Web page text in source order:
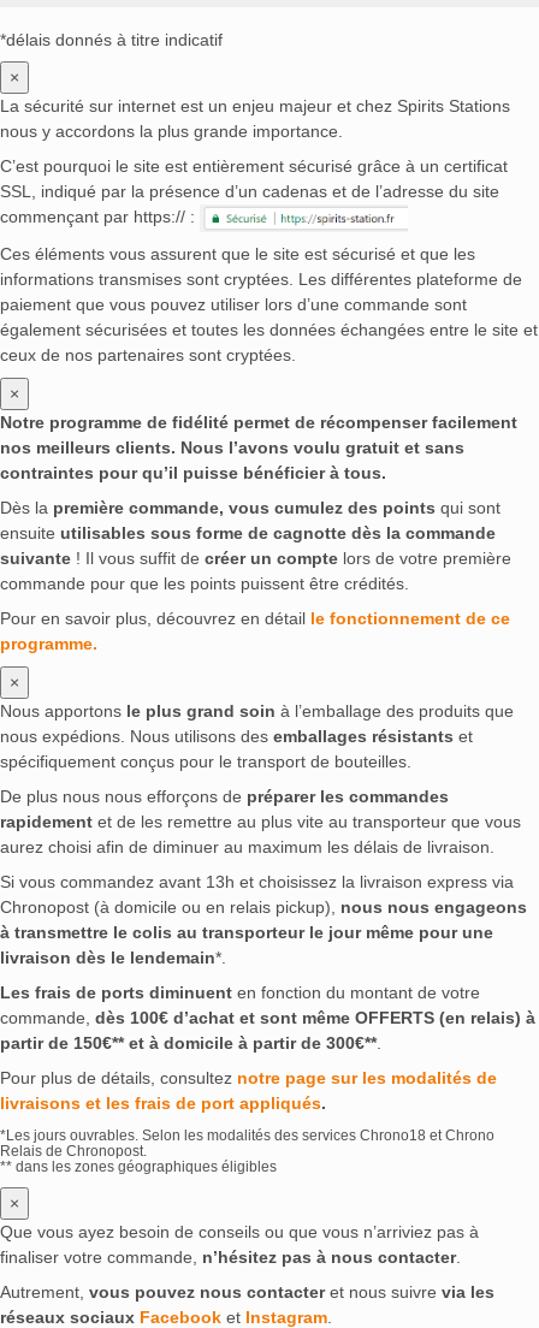
*délais donnés à titre indicatif
×
La sécurité sur internet est un enjeu majeur et chez Spirits Stations
nous y accordons la plus grande importance.
C’est pourquoi le site est entièrement sécurisé grâce à un certificat
SSL, indiqué par la présence d’un cadenas et de l’adresse du site
commençant par https:// :
Ces éléments vous assurent que le site est sécurisé et que les
informations transmises sont cryptées. Les différentes plateforme de
paiement que vous pouvez utiliser lors d’une commande sont
également sécurisées et toutes les données échangées entre le site et
ceux de nos partenaires sont cryptées.
×
Notre programme de fidélité permet de récompenser facilement
nos meilleurs clients. Nous l’avons voulu gratuit et sans
contraintes pour qu’il puisse bénéficier à tous.
Dès la première commande, vous cumulez des points qui sont
ensuite utilisables sous forme de cagnotte dès la commande
suivante ! Il vous suffit de créer un compte lors de votre première
commande pour que les points puissent être crédités.
Pour en savoir plus, découvrez en détail le fonctionnement de ce
programme.
×
Nous apportons le plus grand soin à l’emballage des produits que
nous expédions. Nous utilisons des emballages résistants et
spécifiquement conçus pour le transport de bouteilles.
De plus nous nous efforçons de préparer les commandes
rapidement et de les remettre au plus vite au transporteur que vous
aurez choisi afin de diminuer au maximum les délais de livraison.
Si vous commandez avant 13h et choisissez la livraison express via
Chronopost (à domicile ou en relais pickup), nous nous engageons
à transmettre le colis au transporteur le jour même pour une
livraison dès le lendemain*.
Les frais de ports diminuent en fonction du montant de votre
commande, dès 100€ d’achat et sont même OFFERTS (en relais) à
partir de 150€** et à domicile à partir de 300€**.
Pour plus de détails, consultez notre page sur les modalités de
livraisons et les frais de port appliqués.
*Les jours ouvrables. Selon les modalités des services Chrono18 et Chrono
Relais de Chronopost.
** dans les zones géographiques éligibles
×
Que vous ayez besoin de conseils ou que vous n’arriviez pas à
finaliser votre commande, n’hésitez pas à nous contacter.
Autrement, vous pouvez nous contacteret nous suivre via les
réseaux sociaux Facebook et Instagram